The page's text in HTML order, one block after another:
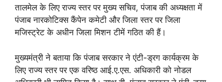
तालमेल के लिए राज्य स्तर पर मुख्य सचिव, पंजाब की अध्यक्षता में
पंजाब नारकोटिक्स कैंपेन कमेटी और जिला स्तर पर जिला
मजिस्ट्रेट के अधीन जिला मिशन टीमें गठित की हैं।
मुख्यमंत्री ने बताया कि पंजाब सरकार ने एंटी-ड्रग कार्यक्रम के
लिए राज्य स्तर पर एक वरिष्ठ आई.ए.एस. अधिकारी को नोडल